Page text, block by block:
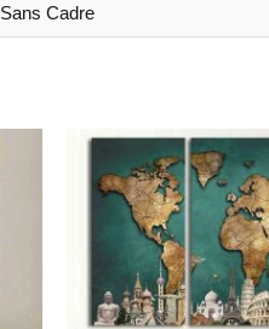
Sans Cadre
Plage
de
prix :
33.99€